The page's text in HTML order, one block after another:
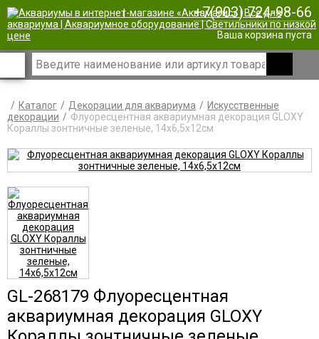
| +7(903) 724-98-66
Ваша корзина пуста
Каталог Декорации для аквариума
Искусственные
декорации
Флуоресцентная аквариумная декорация GLOXY
Кораллы зонтничные зеленые, 14х6,5х12см
GL-268179 Флуоресцентная
аквариумная декорация GLOXY